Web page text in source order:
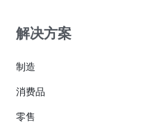
解决方案
制造
消费品
零售